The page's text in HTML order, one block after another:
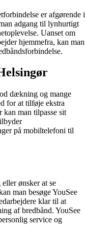
er afgørende i
adgang til lynhurtigt
Uanset om
hjemmefra, kan man
dækning og mange
for at tilføje ekstra
kan man tilpasse sit
på mobiltelefoni til
ønsker at se
man besøge YouSee
klar til at
af bredbånd. YouSee
service og